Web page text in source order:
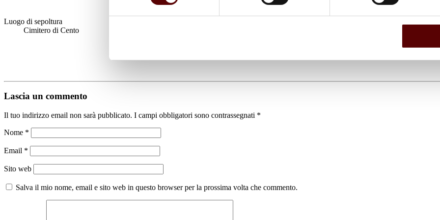
Luogo di sepoltura
Cimitero di Cento
Lascia un commento
Il tuo indirizzo email non sarà pubblicato. I campi obbligatori sono contrassegnati *
Nome *
Email *
Sito web
Salva il mio nome, email e sito web in questo browser per la prossima volta che commento.